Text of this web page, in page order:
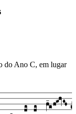
do Ano C, em lugar